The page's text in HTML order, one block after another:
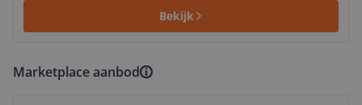
Bekijk
Marketplace aanbod